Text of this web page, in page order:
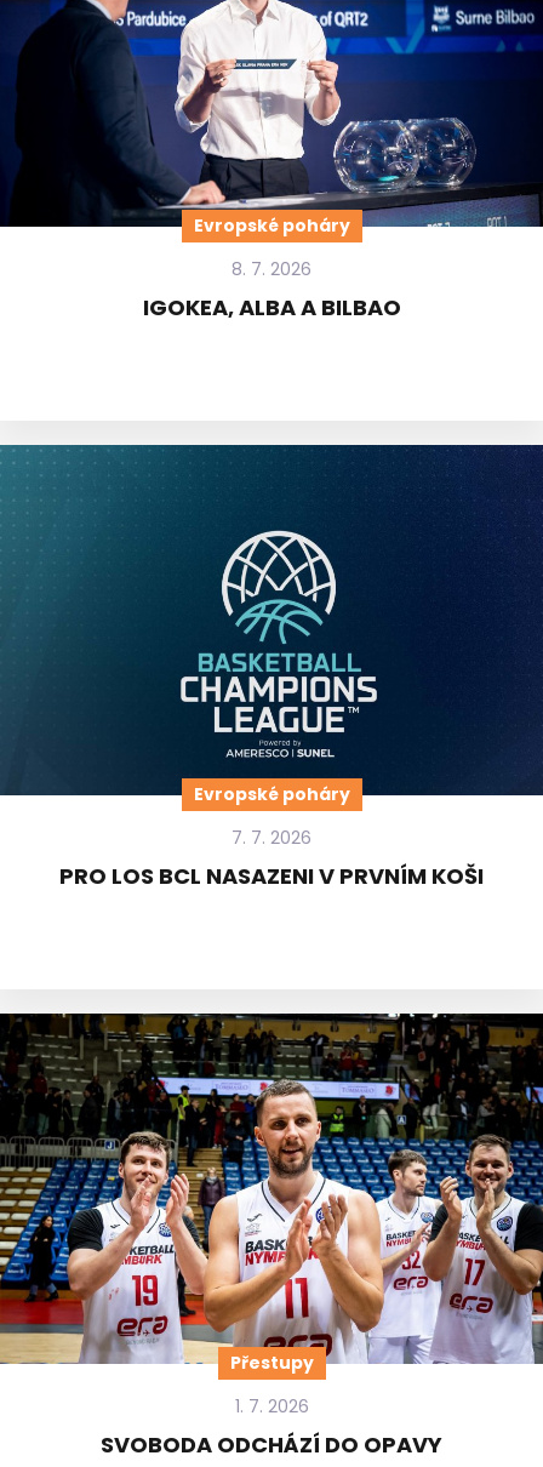
Evropské poháry
8. 7. 2026
IGOKEA, ALBA A BILBAO
Evropské poháry
7. 7. 2026
PRO LOS BCL NASAZENI V PRVNÍM KOŠI
Přestupy
1. 7. 2026
SVOBODA ODCHÁZÍ DO OPAVY